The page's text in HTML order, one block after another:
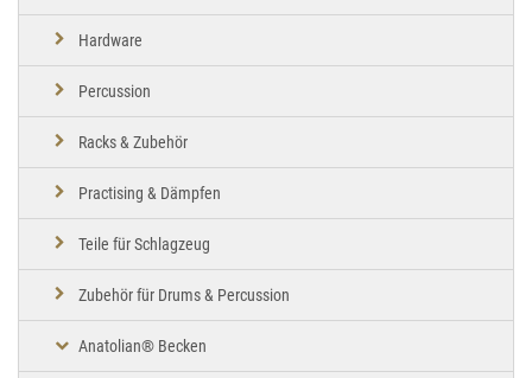
Hardware
Percussion
Racks & Zubehör
Practising & Dämpfen
Teile für Schlagzeug
Zubehör für Drums & Percussion
Anatolian® Becken